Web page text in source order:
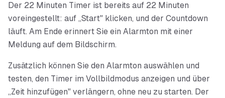
Der 22 Minuten Timer ist bereits auf 22 Minuten
voreingestellt: auf „Start" klicken, und der Countdown
läuft. Am Ende erinnert Sie ein Alarmton mit einer
Meldung auf dem Bildschirm.
Zusätzlich können Sie den Alarmton auswählen und
testen, den Timer im Vollbildmodus anzeigen und über
„Zeit hinzufügen" verlängern, ohne neu zu starten. Der